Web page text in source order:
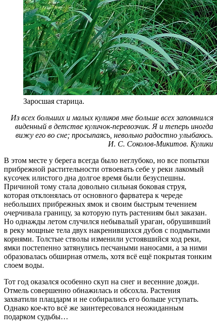
Заросшая старица.
Из всех больших и малых куликов мне больше всех запомнился
виденный в детстве куличок-перевозчик. Я и теперь иногда
вижу его во сне; просыпаясь, невольно радостно улыбаюсь.
И. С. Соколов-Микитов. Кулики
В этом месте у берега всегда было неглубоко, но все попытки
прибрежной растительности отвоевать себе у реки лакомый
кусочек илистого дна долгое время были безуспешны.
Причиной тому стала довольно сильная боковая струя,
которая отклонялась от основного фарватера к череде
небольших прибрежных ямок и своим быстрым течением
очерчивала границу, за которую путь растениям был заказан.
Но однажды летом случился небывалый ураган, обрушивший
в реку мощные тела двух накренившихся дубов с подмытыми
корнями. Толстые стволы изменили устоявшийся ход реки,
ямки постепенно затянулись песчаными наносами, а за ними
образовалась обширная отмель, хотя всё ещё покрытая тонким
слоем воды.
Тот год оказался особенно скуп на снег и весенние дожди.
Отмель совершенно обнажилась и обсохла. Растения
захватили плацдарм и не собирались его больше уступать.
Однако кое-кто всё же заинтересовался неожиданным
подарком судьбы…